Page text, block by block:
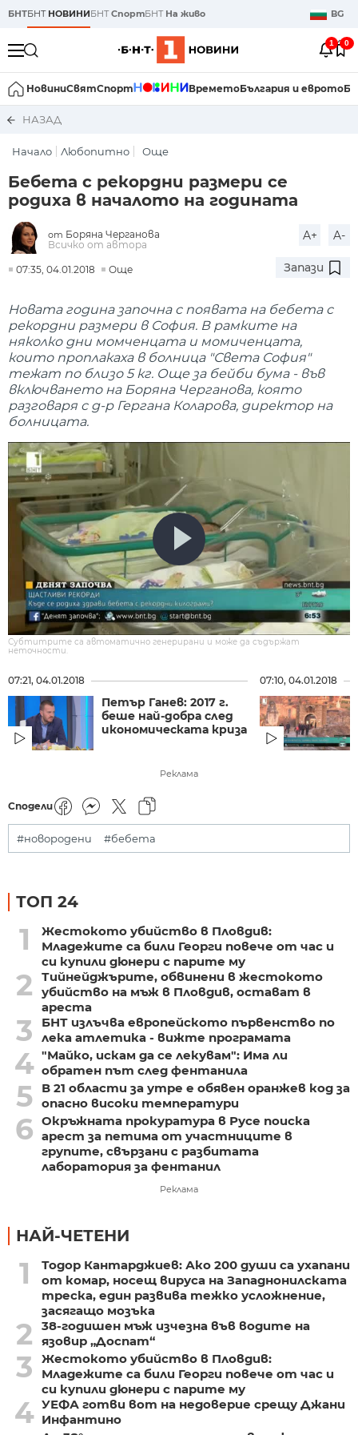
БНТБНТ НОВИНИБНТСпортБНТ На живо BG
1 0
НовиниСвятСпорт ВреметоБългария и еврото
НАЗАД
Начало Любопитно Още
Бебета с рекордни размери се
родиха в началото на годината
от Боряна Черганова
Всичко от автора
A+ A-
07:35, 04.01.2018 Още Запази
Новата година започна с появата на бебета с
рекордни размери в София. В рамките на
няколко дни момченцата и момиченцата,
които проплакаха в болница "Света София"
тежат по близо 5 кг. Още за бейби бума - във
включването на Боряна Черганова, която
разговаря с д-р Гергана Коларова, директор на
болницата.
Субтитрите са автоматично генерирани и може да съдържат
неточности.
07:21, 04.01.2018
Петър Ганев: 2017 г.
беше най-добра след
икономическата криза
07:10, 04.01.2018
Реклама
Сподели
#новородени #бебета
ТОП 24
1
Жестокото убийство в Пловдив:
Младежите са били Георги повече от час и
си купили дюнери с парите му
2
Тийнейджърите, обвинени в жестокото
убийство на мъж в Пловдив, остават в
ареста
3
БНТ излъчва европейското първенство по
лека атлетика - вижте програмата
4 "Майко, искам да се лекувам": Има ли
обратен път след фентанила
5
В 21 области за утре е обявен оранжев код за
опасно високи температури
6 Окръжната прокуратура в Русе поиска
арест за петима от участниците в
групите, свързани с разбитата
лаборатория за фентанил
Реклама
НАЙ-ЧЕТЕНИ
1
Тодор Кантарджиев: Ако 200 души са ухапани
от комар, носещ вируса на Западнонилската
треска, един развива тежко усложнение,
засягащо мозъка
2
38-годишен мъж изчезна във водите на
язовир „Доспат“
3
Жестокото убийство в Пловдив:
Младежите са били Георги повече от час и
си купили дюнери с парите му
4 УЕФА готви вот на недоверие срещу Джани
Инфантино